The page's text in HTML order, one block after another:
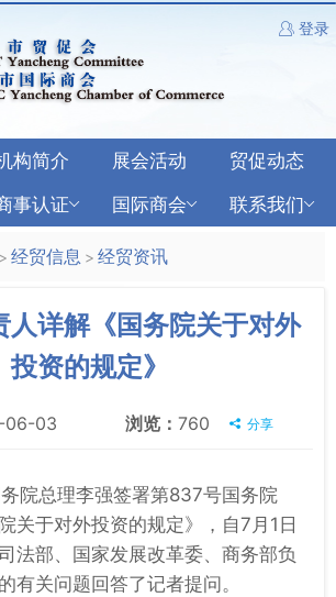
登录
构简介 展会活动
贸促动态
事认证 国际商会 联系我们
> 经贸信息 > 经贸资讯
人详解《国务院关于对外
投资的规定》
06-03 浏览： 760 分享
院总理李强签署第837号国务院
关于对外投资的规定》，自7月1日
法部、国家发展改革委、商务部负
有关问题回答了记者提问。